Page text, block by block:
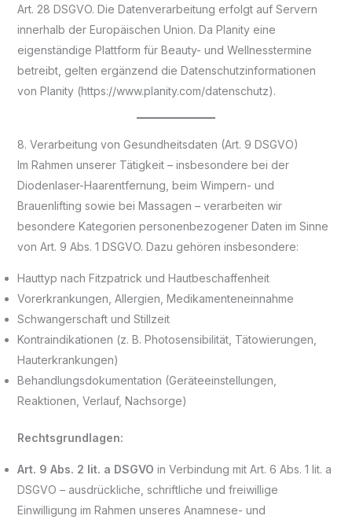
Art. 28 DSGVO. Die Datenverarbeitung erfolgt auf Servern
innerhalb der Europäischen Union. Da Planity eine
eigenständige Plattform für Beauty- und Wellnesstermine
betreibt, gelten ergänzend die Datenschutzinformationen
von Planity (https://www.planity.com/datenschutz).
8. Verarbeitung von Gesundheitsdaten (Art. 9 DSGVO)
Im Rahmen unserer Tätigkeit – insbesondere bei der
Diodenlaser-Haarentfernung, beim Wimpern- und
Brauenlifting sowie bei Massagen – verarbeiten wir
besondere Kategorien personenbezogener Daten im Sinne
von Art. 9 Abs. 1 DSGVO. Dazu gehören insbesondere:
Hauttyp nach Fitzpatrick und Hautbeschaffenheit
Vorerkrankungen, Allergien, Medikamenteneinnahme
Schwangerschaft und Stillzeit
Kontraindikationen (z. B. Photosensibilität, Tätowierungen,
Hauterkrankungen)
Behandlungsdokumentation (Geräteeinstellungen,
Reaktionen, Verlauf, Nachsorge)
Rechtsgrundlagen:
Art. 9 Abs. 2 lit. a DSGVO in Verbindung mit Art. 6 Abs. 1 lit. a
DSGVO – ausdrückliche, schriftliche und freiwillige
Einwilligung im Rahmen unseres Anamnese- und